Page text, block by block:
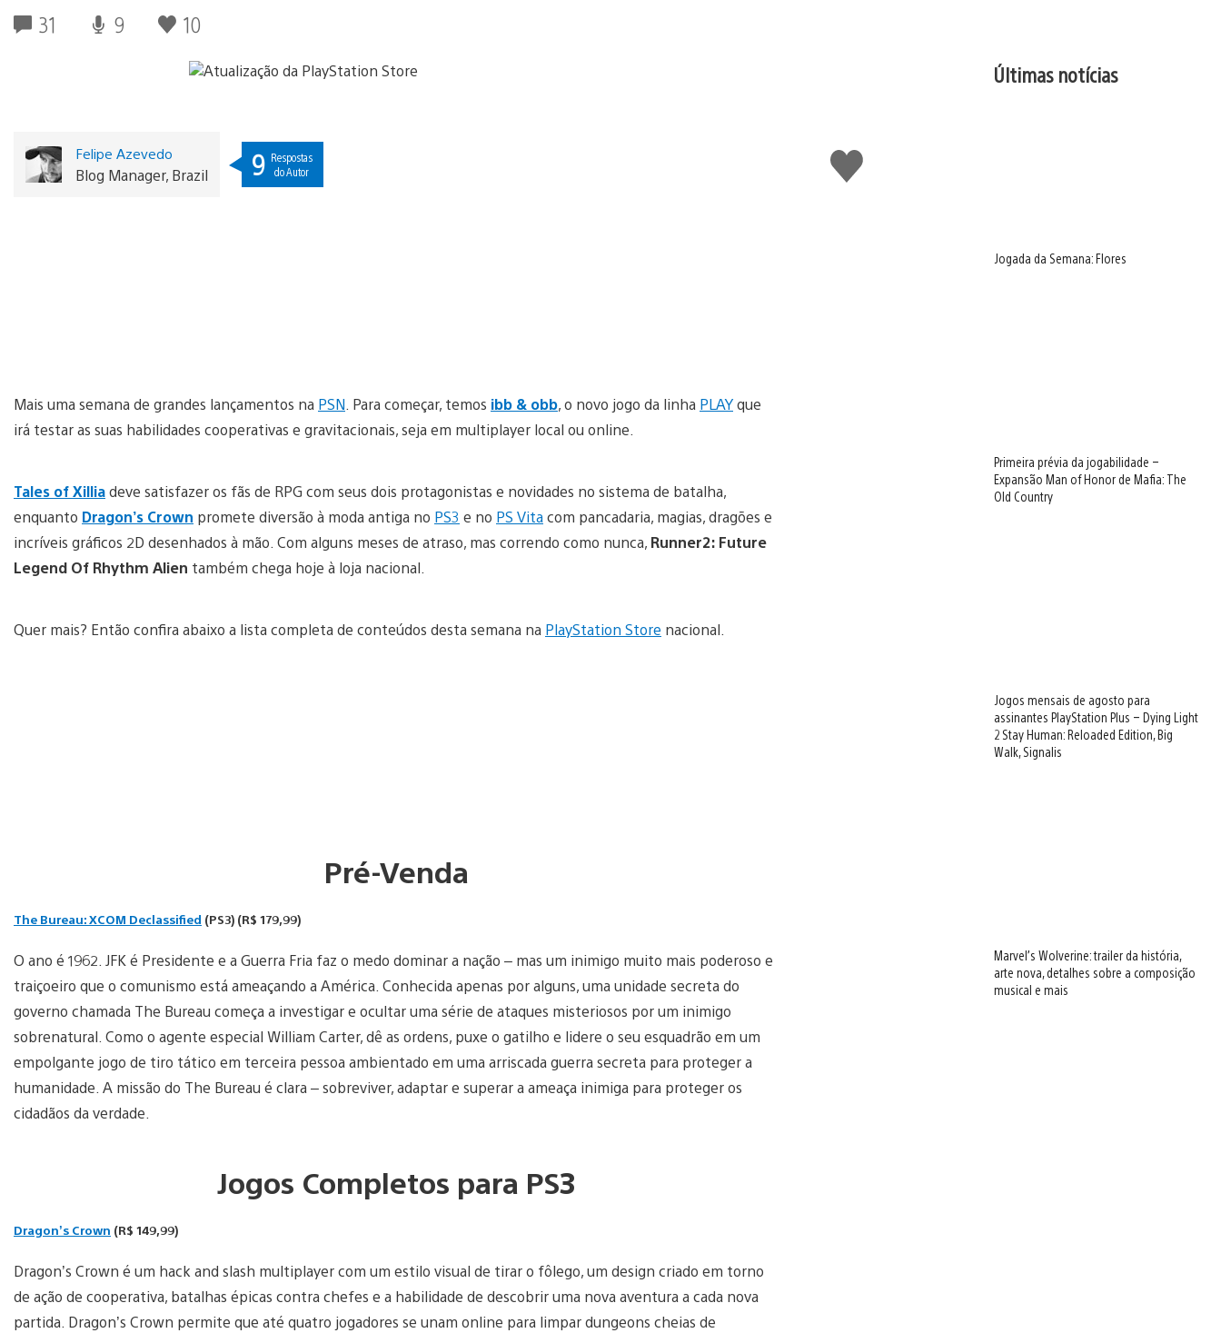
31 9 10
Curtir
Felipe Azevedo
Blog Manager, Brazil 9 Respostas
do Autor
Mais uma semana de grandes lançamentos na PSN . Para começar, temos ibb & obb, o novo jogo da linha PLAYque
irá testar as suas habilidades cooperativas e gravitacionais, seja em multiplayer local ou online.
Tales of Xilliadeve satisfazer os fãs de RPG com seus dois protagonistas e novidades no sistema de batalha,
enquanto Dragon’s Crown promete diversão à moda antiga no PS3 e no PS Vitacom pancadaria, magias, dragões e
incríveis gráficos 2D desenhados à mão. Com alguns meses de atraso, mas correndo como nunca, Runner2: Future
Legend Of Rhythm Alien também chega hoje à loja nacional.
Quer mais? Então confira abaixo a lista completa de conteúdos desta semana na PlayStation Store nacional.
Pré-Venda
The Bureau: XCOM Declassified (PS3) (R$ 179,99)
O ano é 1962. JFK é Presidente e a Guerra Fria faz o medo dominar a nação – mas um inimigo muito mais poderoso e
traiçoeiro que o comunismo está ameaçando a América. Conhecida apenas por alguns, uma unidade secreta do
governo chamada The Bureau começa a investigar e ocultar uma série de ataques misteriosos por um inimigo
sobrenatural. Como o agente especial William Carter, dê as ordens, puxe o gatilho e lidere o seu esquadrão em um
empolgante jogo de tiro tático em terceira pessoa ambientado em uma arriscada guerra secreta para proteger a
humanidade. A missão do The Bureau é clara – sobreviver, adaptar e superar a ameaça inimiga para proteger os
cidadãos da verdade.
Jogos Completos para PS3
Dragon’s Crown (R$ 149,99)
Dragon’s Crown é um hack and slash multiplayer com um estilo visual de tirar o fôlego, um design criado em torno
de ação de cooperativa, batalhas épicas contra chefes e a habilidade de descobrir uma nova aventura a cada nova
partida. Dragon’s Crown permite que até quatro jogadores se unam online para limpar dungeons cheias de
Últimas notícias
Jogada da Semana: Flores
Primeira prévia da jogabilidade –
Expansão Man of Honor de Mafia: The
Old Country
Jogos mensais de agosto para
assinantes PlayStation Plus – Dying Light
2 Stay Human: Reloaded Edition, Big
Walk, Signalis
Marvel’s Wolverine: trailer da história,
arte nova, detalhes sobre a composição
musical e mais